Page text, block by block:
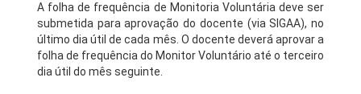
A folha de frequência de Monitoria Voluntária deve ser
submetida para aprovação do docente (via SIGAA), no
último dia útil de cada mês. O docente deverá aprovar a
folha de frequência do Monitor Voluntário até o terceiro
dia útil do mês seguinte.